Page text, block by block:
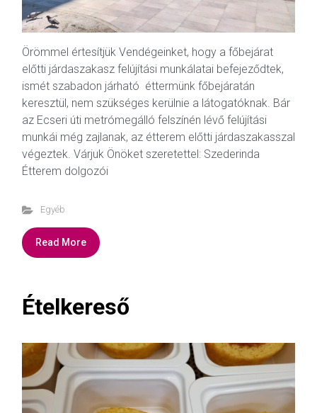
Örömmel értesítjük Vendégeinket, hogy a főbejárat
előtti járdaszakasz felújítási munkálatai befejeződtek,
ismét szabadon járható éttermünk főbejáratán
keresztül, nem szükséges kerülnie a látogatóknak. Bár
az Ecseri úti metrómegálló felszínén lévő felújítási
munkái még zajlanak, az étterem előtti járdaszakasszal
végeztek. Várjuk Önöket szeretettel: Szederinda
Étterem dolgozói
Egyéb
Read More
Ételkereső